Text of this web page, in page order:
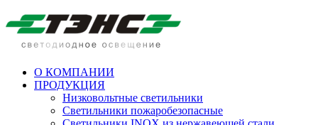
О КОМПАНИИ
ПРОДУКЦИЯ
Низковольтные светильники
Cветильники пожаробезопасные